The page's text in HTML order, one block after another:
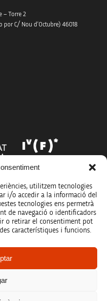
utilitzem tecnologies
i/o accedir a la informació del
tecnologies ens permetrà
de navegació o identificadors
o retirar el consentiment pot
característiques i funcions.
– Torre 2
por C/ Nou d’Octubre) 46018